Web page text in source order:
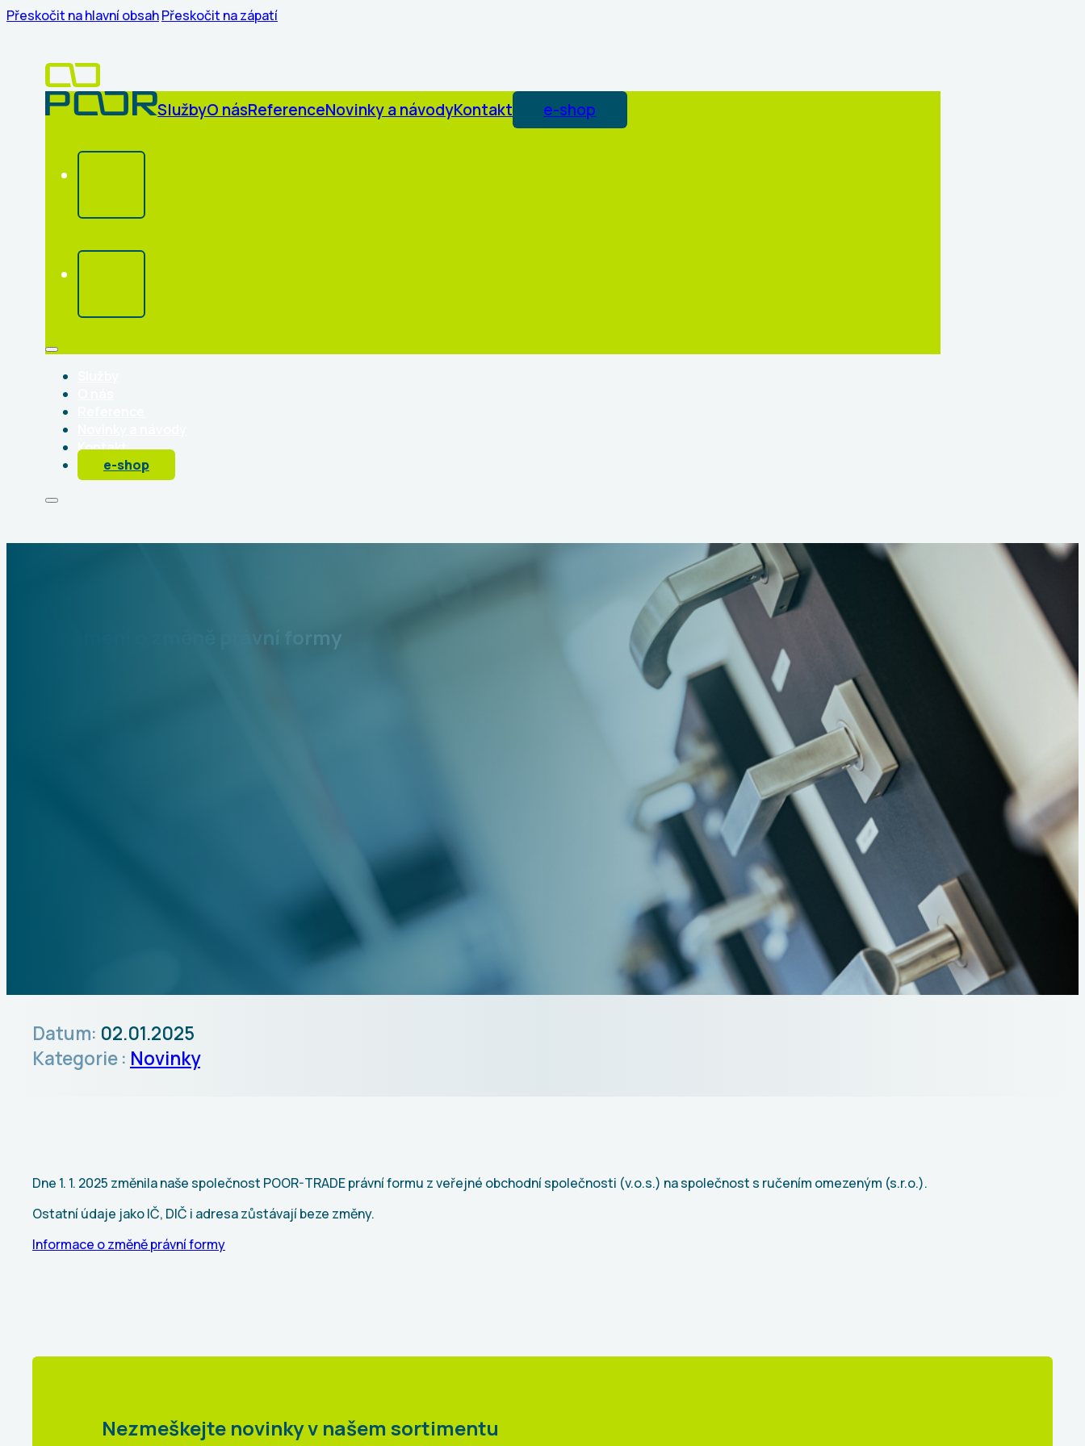
Přeskočit na hlavní obsahPřeskočit na zápatí
SlužbyO násReferenceNovinky a návodyKontakt e-shop
Kontakt
e-shop
Oznámení o změně právní formy
Datum: 02.01.2025
Kategorie : Novinky
Dne 1. 1. 2025 změnila naše společnost POOR-TRADE právní formu z veřejné obchodní společnosti (v.o.s.) na společnost s ručením omezeným (s.r.o.).
Ostatní údaje jako IČ, DIČ i adresa zůstávají beze změny.
Informace o změně právní formy
Nezmeškejte novinky v našem sortimentu